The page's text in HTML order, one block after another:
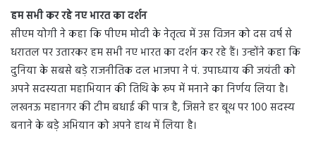
हम सभी कर रहे नए भारत का दर्शन
सीएम योगी ने कहा कि पीएम मोदी के नेतृत्व में उस विजन को दस वर्ष से
धरातल पर उतारकर हम सभी नए भारत का दर्शन कर रहे हैं। उन्होंने कहा कि
दुनिया के सबसे बड़े राजनीतिक दल भाजपा ने पं. उपाध्याय की जयंती को
अपने सदस्यता महाभियान की तिथि के रूप में मनाने का निर्णय लिया है।
लखनऊ महानगर की टीम बधाई की पात्र है, जिसने हर बूथ पर 100 सदस्य
बनाने के बड़े अभियान को अपने हाथ में लिया है।